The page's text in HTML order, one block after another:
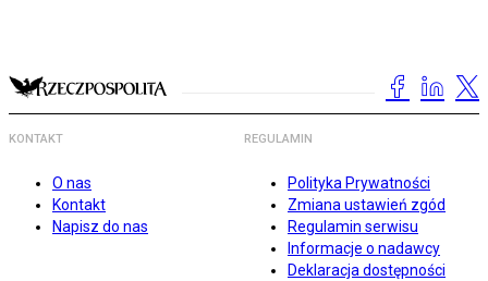
KONTAKT
O nas
Kontakt
Napisz do nas
REGULAMIN
Polityka Prywatności
Zmiana ustawień zgód
Regulamin serwisu
Informacje o nadawcy
Deklaracja dostępności